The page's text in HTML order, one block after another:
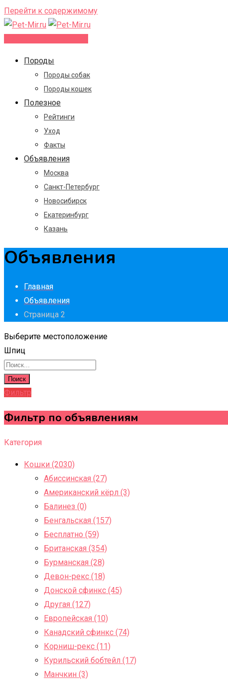
Перейти к содержимому
Породы
Породы собак
Породы кошек
Полезное
Рейтинги
Уход
Факты
Объявления
Москва
Санкт-Петербург
Новосибирск
Екатеринбург
Казань
Объявления
Главная
Объявления
Страница 2
Выберите местоположение
Шпиц
Поиск
Фильтр
Фильтр по объявлениям
Категория
Кошки (2030)
Абиссинская (27)
Американский кёрл (3)
Балинез (0)
Бенгальская (157)
Бесплатно (59)
Британская (354)
Бурманская (28)
Девон-рекс (18)
Донской сфинкс (45)
Другая (127)
Европейская (10)
Канадский сфинкс (74)
Корниш-рекс (11)
Курильский бобтейл (17)
Манчкин (3)